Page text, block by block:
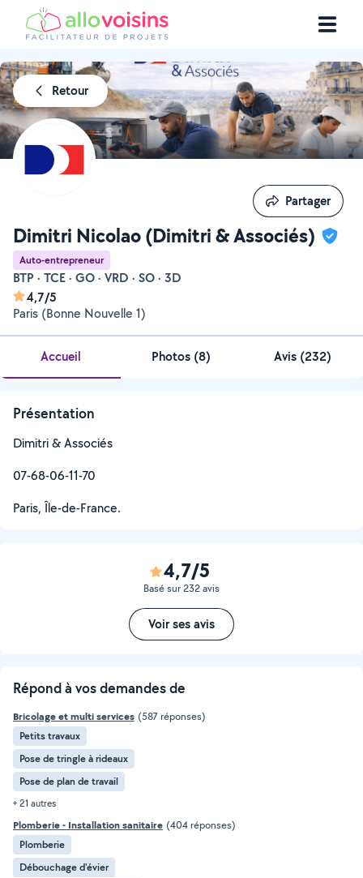
Retour
Dimitri Nicolao (Dimitri & Associés)
Auto-entrepreneur
BTP · TCE · GO · VRD · SO · 3D
4,7/5
Paris (Bonne Nouvelle 1)
Partager
Partager
Accueil Photos (8) Avis (232)
Présentation
Dimitri & Associés
07-68-06-11-70
Paris, Île-de-France.
4,7/5
Basé sur 232 avis
Voir ses avis
Répond à vos demandes de
Bricolage et multi services (587 réponses)
Petits travaux
Pose de tringle à rideaux
Pose de plan de travail
+ 21 autres
Plomberie - Installation sanitaire (404 réponses)
Plomberie
Débouchage d'évier